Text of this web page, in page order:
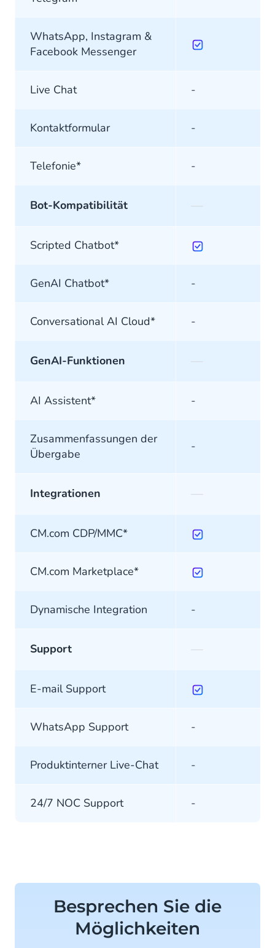
WhatsApp, Instagram &
Facebook Messenger
Live Chat -
Kontaktformular -
Telefonie* -
Bot-Kompatibilität —
Scripted Chatbot*
GenAI Chatbot* -
Conversational AI Cloud* -
GenAI-Funktionen —
AI Assistent* -
Zusammenfassungen der
Übergabe
-
Integrationen —
CM.com CDP/MMC*
CM.com Marketplace*
Dynamische Integration -
Support —
E-mail Support
WhatsApp Support -
Produktinterner Live-Chat -
24/7 NOC Support -
Besprechen Sie die
Möglichkeiten